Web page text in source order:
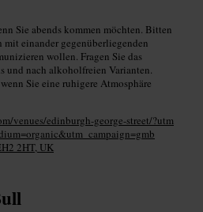
Sie abends kommen möchten. Bitten
mit einander gegenüberliegenden
wollen. Fragen Sie das
und nach alkoholfreien Varianten.
Sie eine ruhigere Atmosphäre
venues/edinburgh-george-street/?utm
2HT, UK